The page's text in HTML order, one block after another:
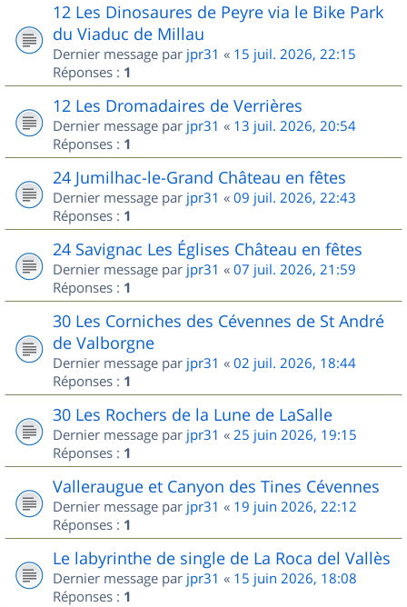
12 Les Dinosaures de Peyre via le Bike Park
du Viaduc de Millau
Dernier message par jpr31 « 15 juil. 2026, 22:15
Réponses : 1
12 Les Dromadaires de Verrières
Dernier message par jpr31 « 13 juil. 2026, 20:54
Réponses : 1
24 Jumilhac-le-Grand Château en fêtes
Dernier message par jpr31 « 09 juil. 2026, 22:43
Réponses : 1
24 Savignac Les Églises Château en fêtes
Dernier message par jpr31 « 07 juil. 2026, 21:59
Réponses : 1
30 Les Corniches des Cévennes de St André
de Valborgne
Dernier message par jpr31 « 02 juil. 2026, 18:44
Réponses : 1
30 Les Rochers de la Lune de LaSalle
Dernier message par jpr31 « 25 juin 2026, 19:15
Réponses : 1
Valleraugue et Canyon des Tines Cévennes
Dernier message par jpr31 « 19 juin 2026, 22:12
Réponses : 1
Le labyrinthe de single de La Roca del Vallès
Dernier message par jpr31 « 15 juin 2026, 18:08
Réponses : 1